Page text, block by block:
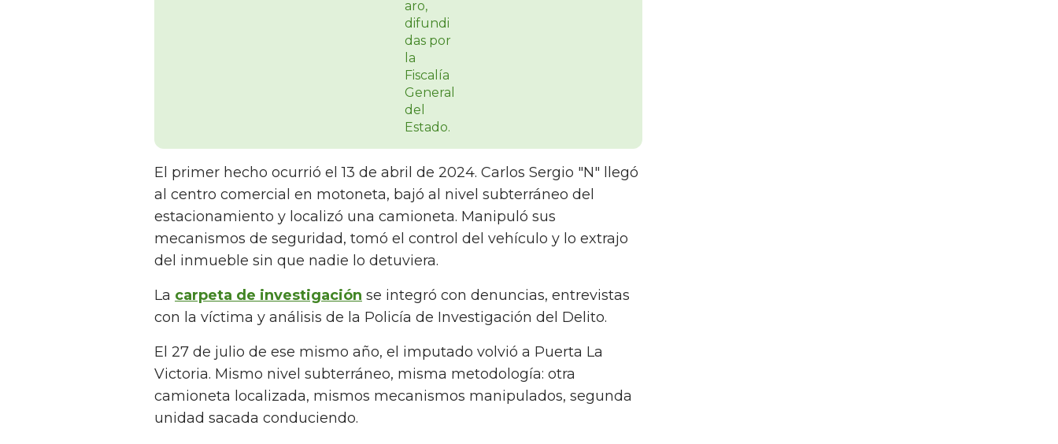
El primer hecho ocurrió el 13 de abril de 2024. Carlos Sergio "N" llegó
al centro comercial en motoneta, bajó al nivel subterráneo del
estacionamiento y localizó una camioneta. Manipuló sus
mecanismos de seguridad, tomó el control del vehículo y lo extrajo
del inmueble sin que nadie lo detuviera.
La carpeta de investigación se integró con denuncias, entrevistas
con la víctima y análisis de la Policía de Investigación del Delito.
El 27 de julio de ese mismo año, el imputado volvió a Puerta La
Victoria. Mismo nivel subterráneo, misma metodología: otra
camioneta localizada, mismos mecanismos manipulados, segunda
unidad sacada conduciendo.